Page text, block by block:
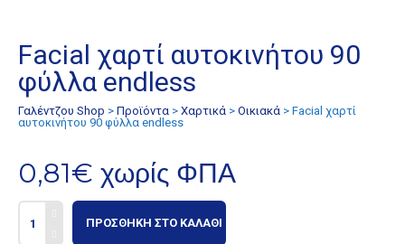
Facial χαρτί αυτοκινήτου 90
φύλλα endless
Γαλέντζου Shop > Προϊόντα > Χαρτικά > Οικιακά > Facial χαρτί
αυτοκινήτου 90 φύλλα endless
0,81€ χωρίς ΦΠΑ
ΠΡΟΣΘΉΚΗ ΣΤΟ ΚΑΛΆΘΙ